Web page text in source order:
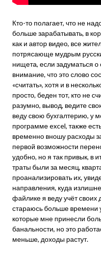
Кто-то полагает, что не
больше зарабатывать, в
как и автор видео, все
потрясающе мудрым
нищета, если задуматься о
внимание, что это слово
«считать», хотя и в
просто, беден тот, кто не
разумно, вывод, ведите
веду свою бухгалтерию, у
программе excel, также
временно вношу расходы
первой возможности
удобно, но я так привык, в
траты были за месяц,
проанализировать их,
направления, куда
файлике я веду учёт
стараюсь больше времени
которые мне принесли
банальности, но это
меньше, доходы растут.